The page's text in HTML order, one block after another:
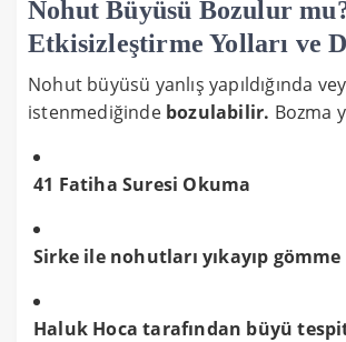
Nohut Büyüsü Bozulur
Etkisizleştirme Yolları ve
Nohut büyüsü yanlış yapıldığında
istenmediğinde bozulabilir. Bozma
41 Fatiha Suresi Okuma
Sirke ile nohutları yıkayıp gömme
Haluk Hoca tarafından büyü